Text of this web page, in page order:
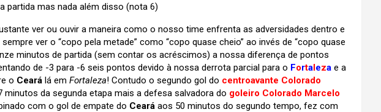
partida mas nada além disso (nota 6)
ver ou ouvir a maneira como o nosso time enfrenta as adversidades dentro e
ver o “copo pela metade” como “copo quase cheio” ao invés de “copo quase
minutos de partida (sem contar os acréscimos) a nossa diferença de pontos
de -3 para -6 seis pontos devido à nossa derrota parcial para o Fortaleza e a
o Ceará lá em Fortaleza! Contudo o segundo gol do centroavante Colorado
minutos da segunda etapa mais a defesa salvadora do goleiro Colorado Marcelo
com o gol de empate do Ceará aos 50 minutos do segundo tempo, fez com